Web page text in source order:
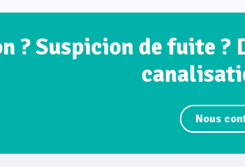
? Suspicion de fuite ?
Nous